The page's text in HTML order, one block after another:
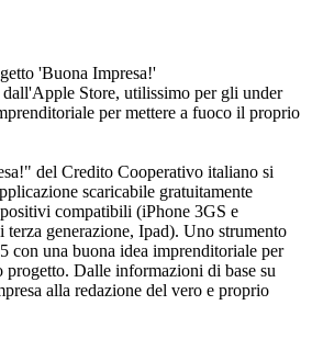
'Buona Impresa!'
dall'Apple Store, utilissimo per gli under
per mettere a fuoco il proprio
del Credito Cooperativo italiano si
scaricabile gratuitamente
compatibili (iPhone 3GS e
terza generazione, Ipad). Uno strumento
con una buona idea imprenditoriale per
Dalle informazioni di base su
alla redazione del vero e proprio